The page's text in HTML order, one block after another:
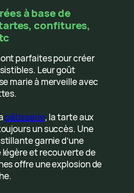
à base de
confitures,
parfaites pour créer
Leur goût
marie à merveille avec
pâtisserie, la tarte aux
un succès. Une
garnie d’une
et recouverte de
offre une explosion de